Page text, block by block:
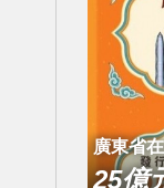
廣東省
25億